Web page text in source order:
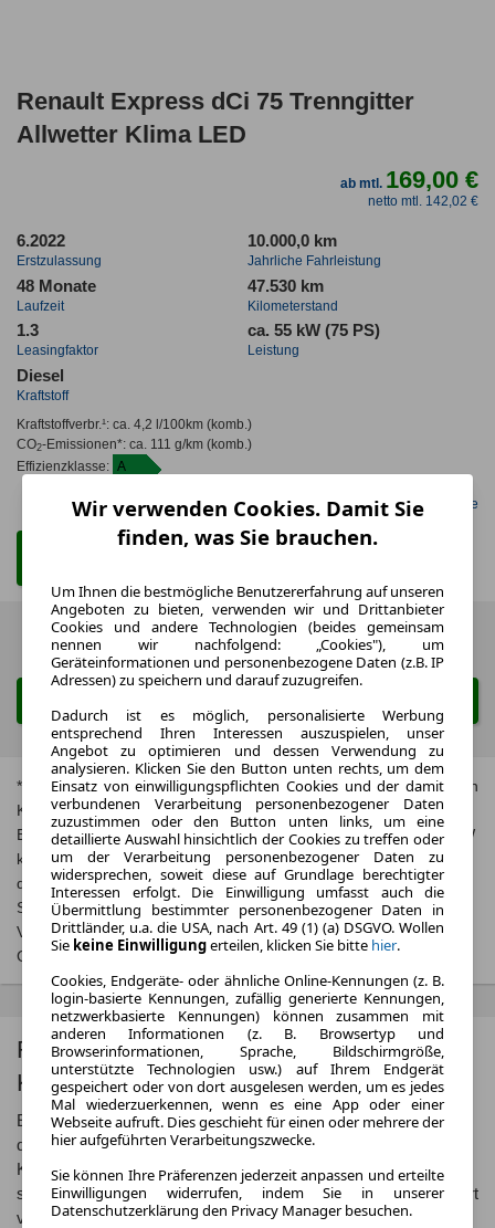
Renault Express dCi 75 Trenngitter
Allwetter Klima LED
ab mtl. 169,00 €
netto mtl. 142,02 €
6.2022
Erstzulassung
10.000,0 km
Jahrliche Fahrleistung
48 Monate
Laufzeit
47.530 km
Kilometerstand
1.3
Leasingfaktor
ca. 55 kW (75 PS)
Leistung
Diesel
Kraftstoff
Kraftstoffverbr.¹: ca. 4,2 l/100km(komb.)
CO2-Emissionen*: ca. 111 g/km(komb.)
Effizienzklasse: A
Gefunden auf LeasingMarkt.de
Zurück 1 von 1 Weiter
* Jeweils kombinierte Werte. Weitere Informationen zum offiziellen
Kraftstoffverbrauch und zu den offiziellen spezifischen CO₂-
Emissionen und gegebenenfalls zum Stromverbrauch neuer PKW
können dem, Leitfaden über den offiziellen Kraftstoffverbrauch,
die offiziellen spezifischen CO₂-Emissionen und den offiziellen
Stromverbrauch neuer PKW‘ entnommen werden, der an allen
Verkaufsstellen und bei der‚ Deutschen Automobil Treuhand
GmbH‘ unentgeltlich erhältlich ist unterwww.dat.de .
Renault Express: Der praktische
Kleintransporter für den Alltag
Einleitung: Der Renault Express ist der ideale Begleiter für alle,
die auf der Suche nach einem zuverlässigen und vielseitigen
Kleintransporter sind. Mit seinem geräumigen Laderaum und
seiner kompakten Größe eignet er sich perfekt für den Transport
von Waren aller Art in der Stadt und auf dem Land. Der robuste
Wir verwenden Cookies. Damit Sie
finden, was Sie brauchen.
Um Ihnen die bestmögliche Benutzererfahrung auf unseren
Angeboten zu bieten, verwenden wir und Drittanbieter
Cookies und andere Technologien (beides gemeinsam
nennen wir nachfolgend: „Cookies"), um
Geräteinformationen und personenbezogene Daten (z.B. IP
Adressen) zu speichern und darauf zuzugreifen.
Dadurch ist es möglich, personalisierte Werbung
entsprechend Ihren Interessen auszuspielen, unser
Angebot zu optimieren und dessen Verwendung zu
analysieren. Klicken Sie den Button unten rechts, um dem
Einsatz von einwilligungspflichten Cookies und der damit
verbundenen Verarbeitung personenbezogener Daten
zuzustimmen oder den Button unten links, um eine
detaillierte Auswahl hinsichtlich der Cookies zu treffen oder
um der Verarbeitung personenbezogener Daten zu
widersprechen, soweit diese auf Grundlage berechtigter
Interessen erfolgt. Die Einwilligung umfasst auch die
Übermittlung bestimmter personenbezogener Daten in
Drittländer, u.a. die USA, nach Art. 49 (1) (a) DSGVO. Wollen
Sie keine Einwilligungerteilen, klicken Sie bitte hier.
Cookies, Endgeräte- oder ähnliche Online-Kennungen (z. B.
login-basierte Kennungen, zufällig generierte Kennungen,
netzwerkbasierte Kennungen) können zusammen mit
anderen Informationen (z. B. Browsertyp und
Browserinformationen, Sprache, Bildschirmgröße,
unterstützte Technologien usw.) auf Ihrem Endgerät
gespeichert oder von dort ausgelesen werden, um es jedes
Mal wiederzuerkennen, wenn es eine App oder einer
Webseite aufruft. Dies geschieht für einen oder mehrere der
hier aufgeführten Verarbeitungszwecke.
Sie können Ihre Präferenzen jederzeit anpassen und erteilte
Einwilligungen widerrufen, indem Sie in unserer
Datenschutzerklärung den Privacy Manager besuchen.